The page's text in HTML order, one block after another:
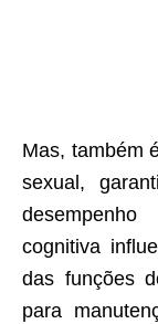
Mas, também
sexual,
cognitiva
das funções
para